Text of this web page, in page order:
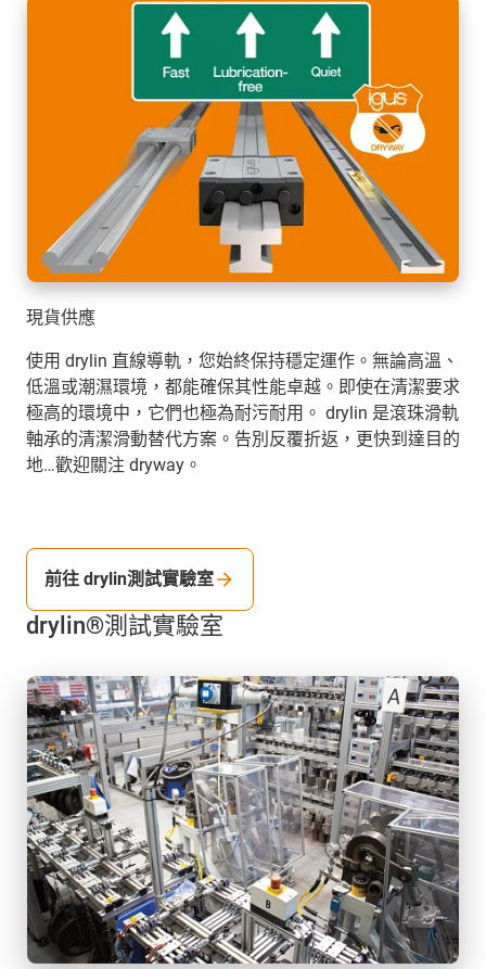
現貨供應
使用 drylin 直線導軌，您始終保持穩定運作。無論高溫、
低溫或潮濕環境，都能確保其性能卓越。即使在清潔要求
極高的環境中，它們也極為耐污耐用。 drylin 是滾珠滑軌
軸承的清潔滑動替代方案。告別反覆折返，更快到達目的
地…歡迎關注 dryway。
drylin®測試實驗室
前往 drylin測試實驗室